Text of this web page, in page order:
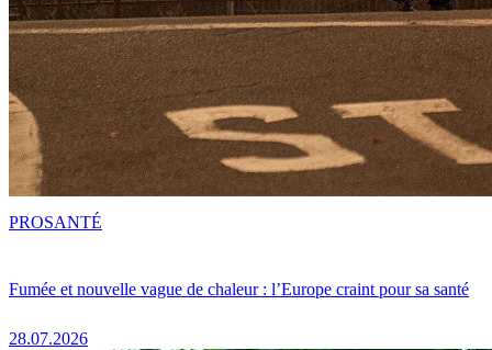
Fumée et nouvelle vague de chaleur : l’Europe craint pour sa santé
28.07.2026
PROSANTÉ